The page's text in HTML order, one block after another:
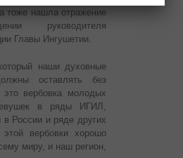
тоже нашла отражение
руководителя
Главы Ингушетии.
наши духовные
оставлять без
вербовка молодых
в ряды ИГИЛ,
в России и ряде других
вербовки хорошо
миру, и наш регион,